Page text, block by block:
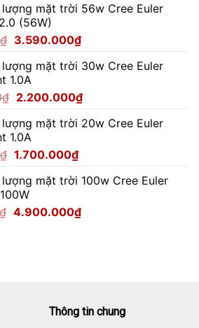
là:
7.062.500₫.
tại
5.650.000₫.
mặt trời 56w Cree Euler
(56W)
₫ Giá
là:
4.487.500₫.
3.590.000₫Giá
tại
3.590.000₫.
mặt trời 30w Cree Euler
1.0A
₫ Giá
là:
2.750.000₫.
2.200.000₫Giá
tại
mặt trời 20w Cree Euler
1.0A
₫ Giá
là:
2.125.000₫.
1.700.000₫Giá
tại
1.700.000₫.
mặt trời 100w Cree Euler
₫ Giá
4.900.000₫Giá
Thông tin chung